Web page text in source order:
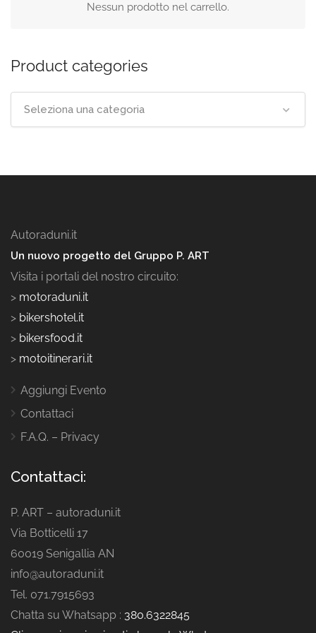
Nessun prodotto nel carrello.
Product categories
Seleziona una categoria
Autoraduni.it
Un nuovo progetto del Gruppo P. ART
Visita i portali del nostro circuito:
> motoraduni.it
> bikershotel.it
> bikersfood.it
> motoitinerari.it
Aggiungi Evento
Contattaci
F.A.Q. – Privacy
Contattaci:
P. ART – autoraduni.it
Via Botticelli 17
60019 Senigallia AN
info@autoraduni.it
Tel. 071.7915693
Chatta su Whatsapp : 380.6322845